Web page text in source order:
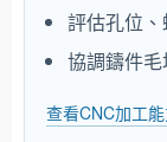
評估孔位
協調鑄件
查看CNC加工